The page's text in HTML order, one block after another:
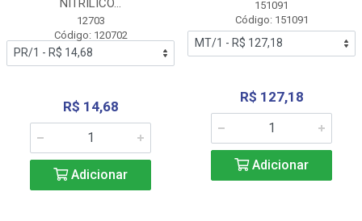
NITRÍLICO...
12703
Código: 120702
R$ 14,68
Adicionar
151091
Código: 151091
R$ 127,18
Adicionar